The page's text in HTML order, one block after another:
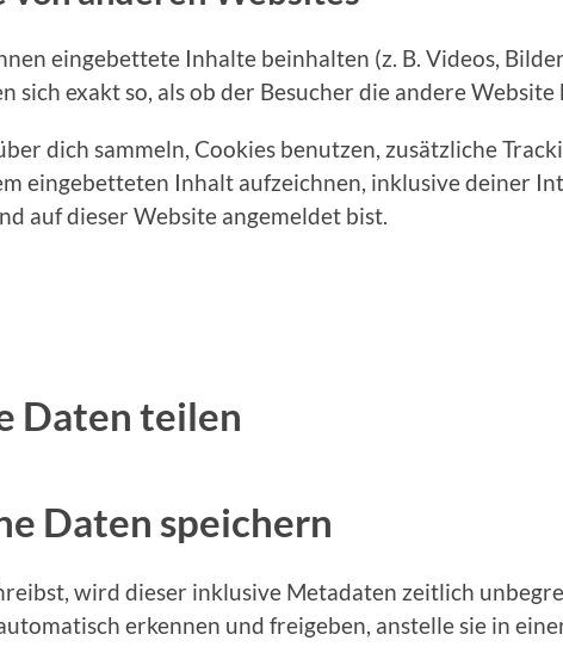
eingebettete Inhalte beinhalten (z. B. Videos,
sich exakt so, als ob der Besucher die andere Website
dich sammeln, Cookies benutzen, zusätzliche
eingebetteten Inhalt aufzeichnen, inklusive deiner
auf dieser Website angemeldet bist.
Daten teilen
Daten speichern
wird dieser inklusive Metadaten zeitlich
erkennen und freigeben, anstelle sie in